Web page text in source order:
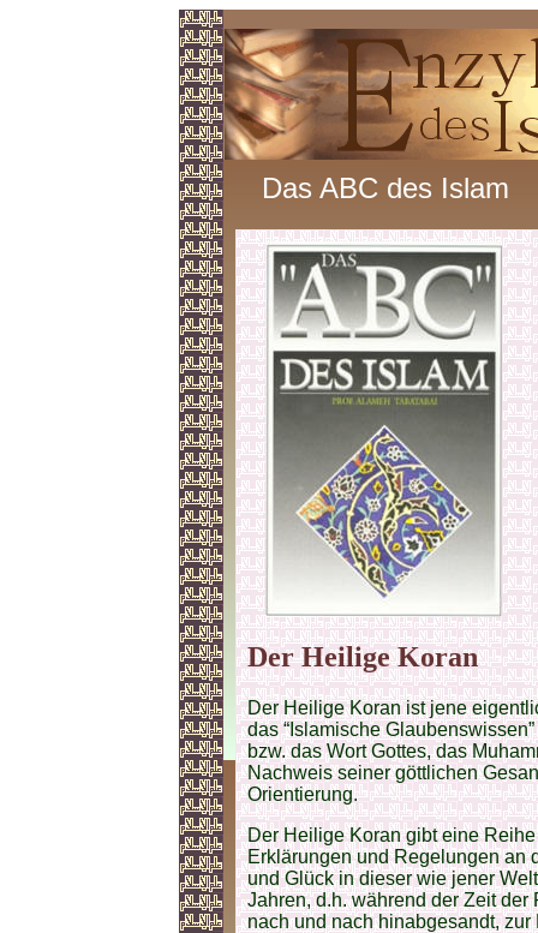
Das ABC des Islam
Der Heilige Koran
Der Heilige Koran ist jene
das “Islamische
bzw. das Wort Gottes, das
Nachweis seiner göttlichen
Orientierung.
Der Heilige Koran gibt eine
Erklärungen und Regelungen an
und Glück in dieser wie jener
Jahren, d.h. während der Zeit der
nach und nach hinabgesandt,